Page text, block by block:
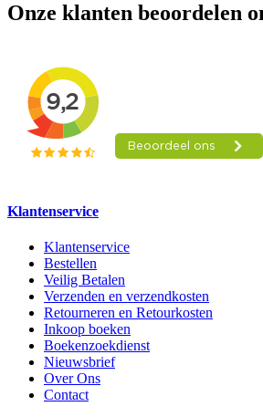
Onze klanten beoordelen
Klantenservice
Klantenservice
Bestellen
Veilig Betalen
Verzenden en verzendkosten
Retourneren en Retourkosten
Inkoop boeken
Boekenzoekdienst
Nieuwsbrief
Over Ons
Contact